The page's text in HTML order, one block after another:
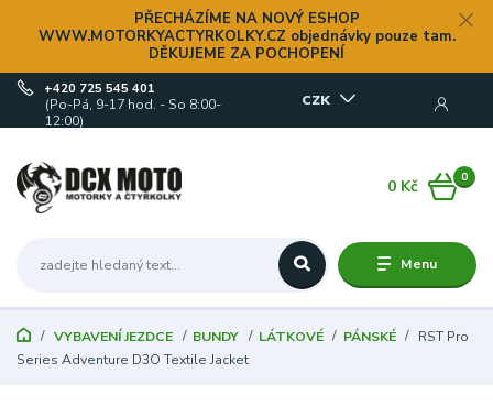
PŘECHÁZÍME NA NOVÝ ESHOP
WWW.MOTORKYACTYRKOLKY.CZ objednávky pouze tam.
DĚKUJEME ZA POCHOPENÍ
Menu
CZK
+420 725 545 401
(Po-Pá, 9-17 hod. - So 8:00-
12:00)
0
0 Kč
VYBAVENÍ JEZDCE BUNDY LÁTKOVÉ PÁNSKÉ
RST Pro
Series Adventure D3O Textile Jacket